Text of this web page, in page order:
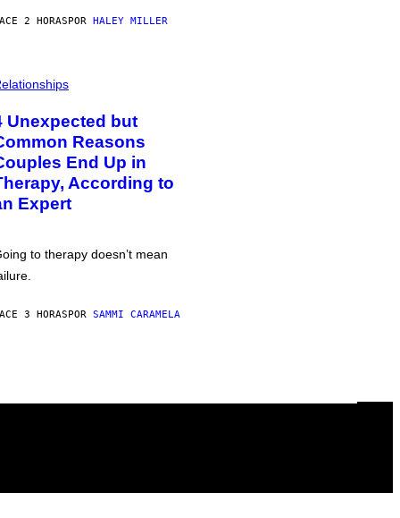
2 HORASPOR HALEY MILLER
Unexpected but
Reasons
End Up in
According to
Expert
to therapy doesn’t mean
3 HORASPOR SAMMI CARAMELA